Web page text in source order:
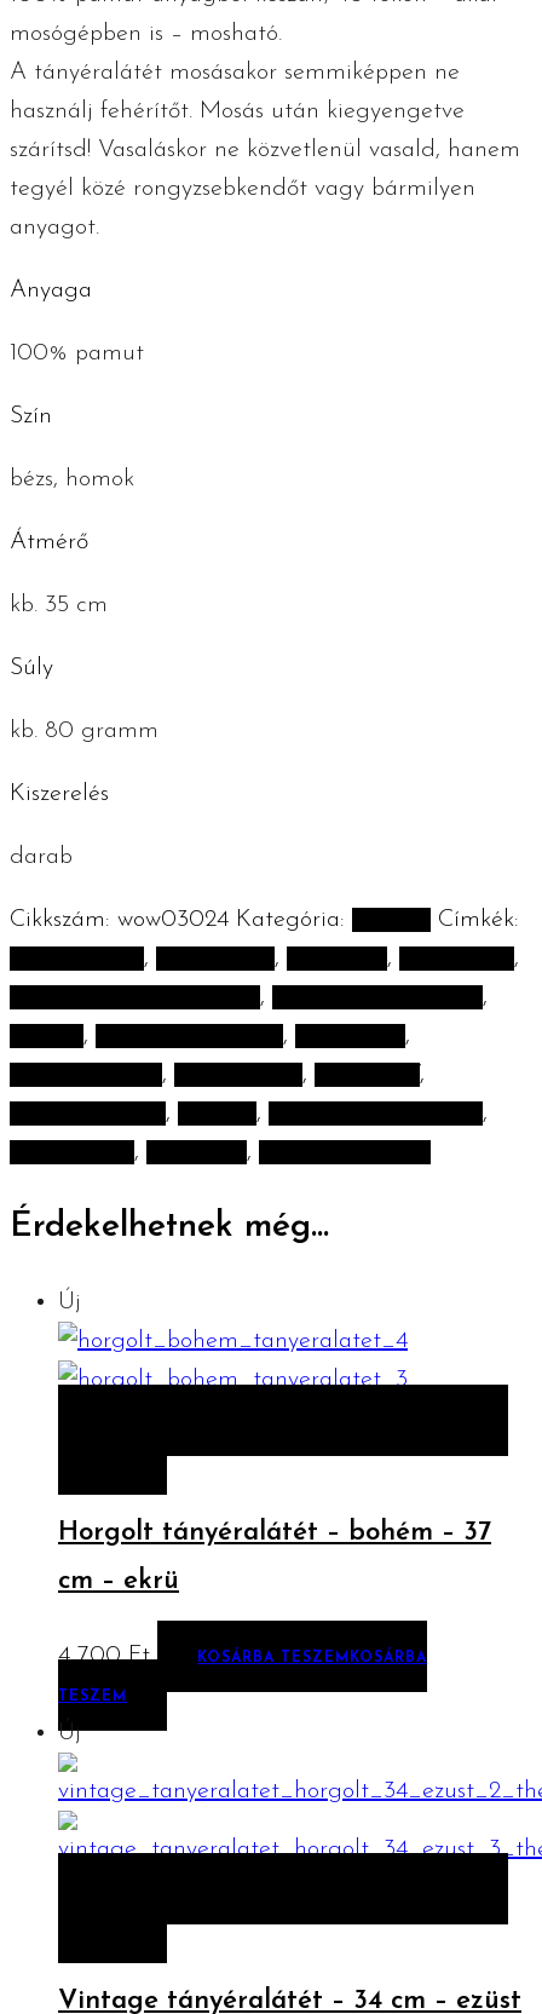
-
bézs
mennyiség
mosógépben is – mosható.
A tányéralátét mosásakor semmiképpen ne
használj fehérítőt. Mosás után kiegyengetve
szárítsd! Vasaláskor ne közvetlenül vasald, hanem
tegyél közé rongyzsebkendőt vagy bármilyen
anyagot.
Anyaga
100% pamut
Szín
bézs, homok
Átmérő
kb. 35 cm
Súly
kb. 80 gramm
Kiszerelés
darab
Cikkszám: wow03024 Kategória:
Címkék:
, , ,
,
,
,
, ,
,
, ,
,
, ,
,
, ,
Érdekelhetnek még…
Új
Horgolt tányéralátét – bohém – 37
cm – ekrü
4 700Ft KOSÁRBA TESZEM KOSÁRBA
TESZEM
Új
Vintage tányéralátét – 34 cm – ezüst